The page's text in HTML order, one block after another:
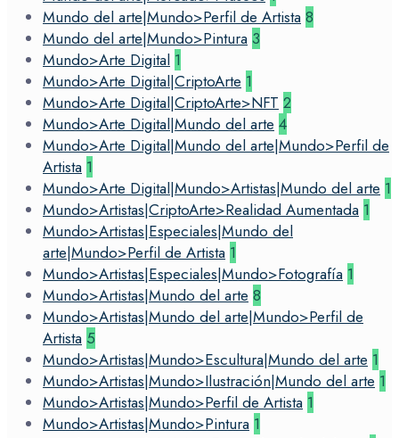
Mundo del arte|Mundo>Perfil de Artista 8
Mundo del arte|Mundo>Pintura 3
Mundo>Arte Digital 1
Mundo>Arte Digital|CriptoArte 1
Mundo>Arte Digital|CriptoArte>NFT 2
Mundo>Arte Digital|Mundo del arte 4
Mundo>Arte Digital|Mundo del arte|Mundo>Perfil de
Artista 1
Mundo>Arte Digital|Mundo>Artistas|Mundo del arte 1
Mundo>Artistas|CriptoArte>Realidad Aumentada 1
Mundo>Artistas|Especiales|Mundo del
arte|Mundo>Perfil de Artista 1
Mundo>Artistas|Especiales|Mundo>Fotografía 1
Mundo>Artistas|Mundo del arte 8
Mundo>Artistas|Mundo del arte|Mundo>Perfil de
Artista 5
Mundo>Artistas|Mundo>Escultura|Mundo del arte 1
Mundo>Artistas|Mundo>Ilustración|Mundo del arte 1
Mundo>Artistas|Mundo>Perfil de Artista 1
Mundo>Artistas|Mundo>Pintura 1